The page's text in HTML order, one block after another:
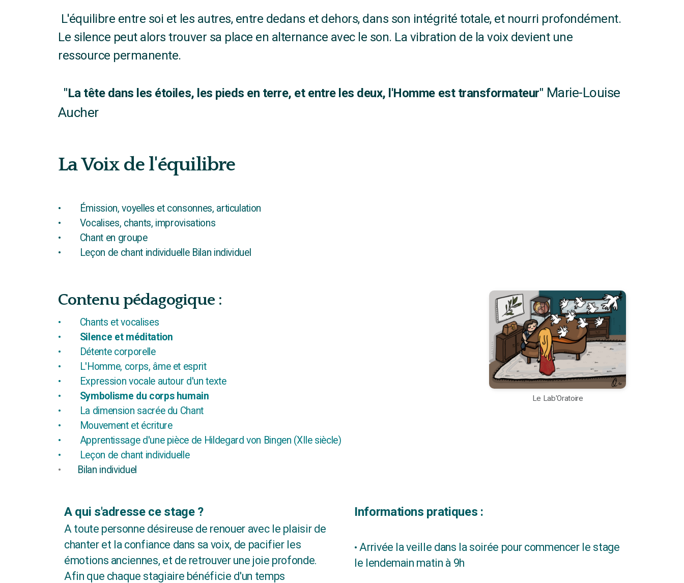
L'équilibre entre soi et les autres, entre dedans et dehors, dans son intégrité totale, et nourri profondément.
Le silence peut alors trouver sa place en alternance avec le son. La vibration de la voix devient une
ressource permanente.
"La tête dans les étoiles, les pieds en terre, et entre les deux, l'Homme est transformateur" Marie-Louise
Aucher
La Voix de l'équilibre
•
Émission, voyelles et consonnes, articulation
• Vocalises, chants, improvisations
• Chant en groupe
•
Leçon de chant individuelle Bilan individuel
Le Lab'Oratoire
Contenu pédagogique :
• Chants et vocalises
• Silence et méditation
•
Détente corporelle
•
L'Homme, corps, âme et esprit
•
Expression vocale autour d'un texte
• Symbolisme du corps humain
•
La dimension sacrée du Chant
•
Mouvement et écriture
• Apprentissage d'une pièce de Hildegard von Bingen (XIIe siècle)
•
Leçon de chant individuelle
• Bilan individuel
A qui s'adresse ce stage ?
A toute personne désireuse de renouer avec le plaisir de
chanter et la confiance dans sa voix, de pacifier les
émotions anciennes, et de retrouver une joie profonde.
Afin que chaque stagiaire bénéficie d'un temps
Informations pratiques :
• Arrivée la veille dans la soirée pour commencer le stage
le lendemain matin à 9h